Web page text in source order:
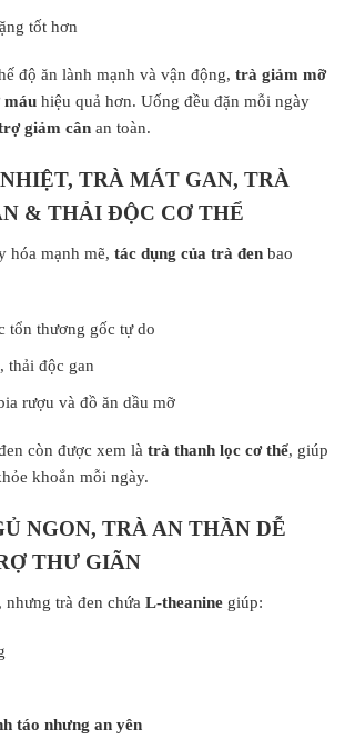
tốt hơn
độ ăn lành mạnh và vận động, trà giảm mỡ
máu hiệu quả hơn. Uống đều đặn mỗi ngày
giảm cân an toàn.
TRÀ MÁT GAN, TRÀ
& THẢI ĐỘC CƠ THỂ
hóa mạnh mẽ, tác dụng của trà đen bao
tổn thương gốc tự do
thải độc gan
rượu và đồ ăn dầu mỡ
còn được xem là trà thanh lọc cơ thể, giúp
khoắn mỗi ngày.
NGON, TRÀ AN THẦN DỄ
THƯ GIÃN
trà đen chứa L-theanine giúp:
táo nhưng an yên